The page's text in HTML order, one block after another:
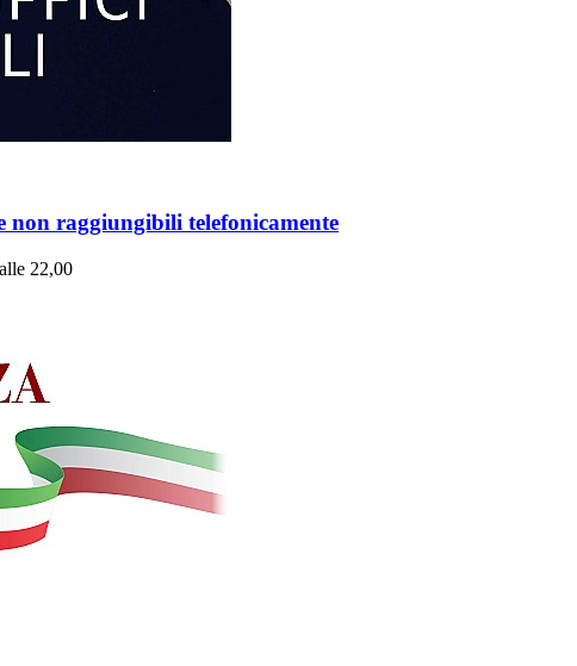
non raggiungibili telefonicamente
22,00